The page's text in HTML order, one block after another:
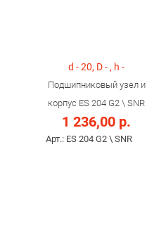
d - 20, D - , h -
Подшипниковый узел и
корпус ES 204 G2 \ SNR
1 236,00 р.
Арт.: ES 204 G2 \ SNR